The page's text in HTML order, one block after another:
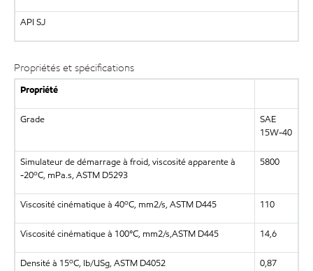
API SJ
Propriétés et spécifications
Propriété
Grade
SAE
15W-40
Simulateur de démarrage à froid, viscosité apparente à
-20oC, mPa.s, ASTM D5293
5800
Viscosité cinématique à 40oC, mm2/s, ASTM D445 110
Viscosité cinématique à 100°C, mm2/s,ASTM D445 14,6
Densité à 15oC, lb/USg, ASTM D4052 0,87